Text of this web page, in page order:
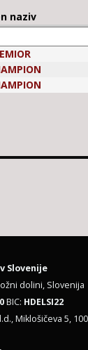
naziv
Slovenije
dolini, Slovenija
BIC: HDELSI22
Miklošičeva 5,